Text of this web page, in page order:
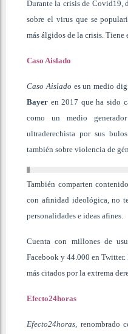
Durante la crisis de Covid19,
sobre el virus que se
más álgidos de la crisis. Tiene
Caso Aislado
Caso Aislado es un medio
Bayer en 2017 que ha sido
como un medio
ultraderechista por sus
también sobre violencia de
También comparten
con afinidad ideológica, no
personalidades e ideas afines.
Cuenta con millones de
Facebook y 44.000 en
más citados por la extrema
Efecto24horas
Efecto24horas , renombrado